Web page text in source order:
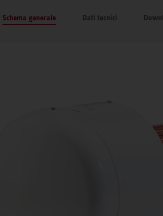
Schema generale Dati tecnici